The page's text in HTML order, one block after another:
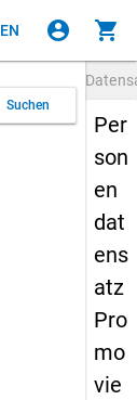
EN account_circle shopping_cart
Suchen
Per
son
en
dat
ens
atz
Pro
mo
vie